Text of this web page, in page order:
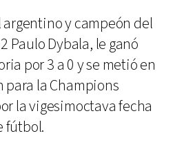
argentino y campeón del
Paulo Dybala, le ganó
por 3 a 0 y se metió en
la Champions
la vigesimoctava fecha
fútbol.